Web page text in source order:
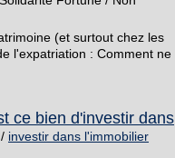
(et surtout chez les
l'expatriation : Comment ne
ce bien d'investir dans
/ investir dans l'immobilier